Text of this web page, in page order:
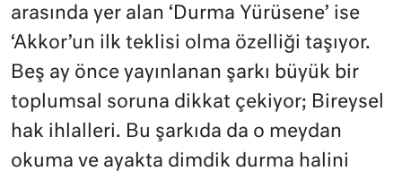
arasında yer alan ‘Durma Yürüsene’ ise
‘Akkor’un ilk teklisi olma özelliği taşıyor.
Beş ay önce yayınlanan şarkı büyük bir
toplumsal soruna dikkat çekiyor; Bireysel
hak ihlalleri. Bu şarkıda da o meydan
okuma ve ayakta dimdik durma halini